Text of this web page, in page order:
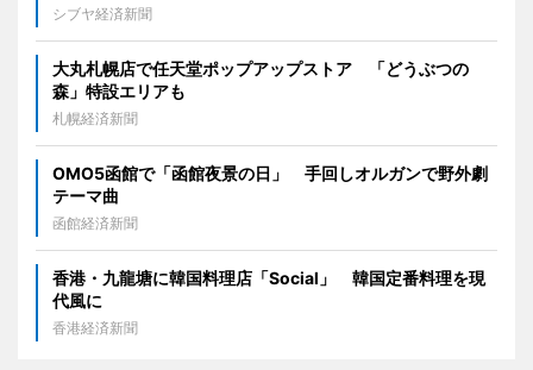
シブヤ経済新聞
大丸札幌店で任天堂ポップアップストア 「どうぶつの
森」特設エリアも
札幌経済新聞
OMO5函館で「函館夜景の日」 手回しオルガンで野外劇
テーマ曲
函館経済新聞
香港・九龍塘に韓国料理店「Social」 韓国定番料理を現
代風に
香港経済新聞